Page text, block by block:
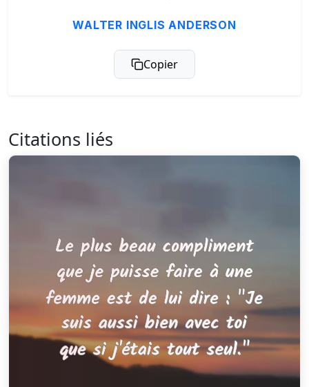
WALTER INGLIS ANDERSON
Copier
Citations liés